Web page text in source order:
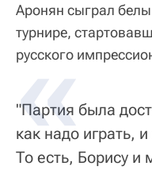
Аронян сыграл
турнире,
русского
"Партия была
как надо играть,
То есть, Борису и